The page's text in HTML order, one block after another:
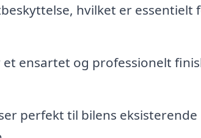
hvilket er essentielt
ensartet og professionelt
perfekt til bilens eksisterende